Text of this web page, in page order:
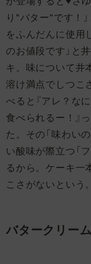
り"バター"です！
をふんだんに使用
のお値段です」と
キ。味について井
溶け満点でしつこ
べると『アレ？な
食べられるー！』
た。その「味わい
い酸味が際立つ「
るから。ケーキ一
こさがないという。
バタークリー